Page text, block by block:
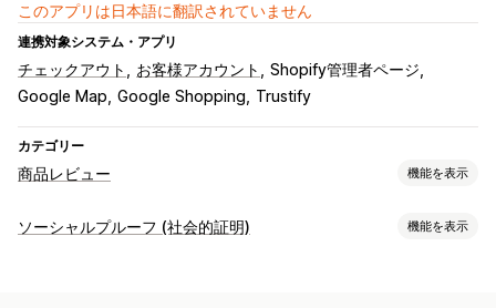
このアプリは日本語に翻訳されていません
連携対象システム・アプリ
チェックアウト お客様アカウント
Shopify管理者ページ
Google Map Google Shopping Trustify
カテゴリー
商品レビュー 機能を表示
表示オプション
ソーシャルプルーフ (社会的証明) 機能を表示